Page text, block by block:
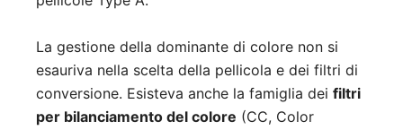
La gestione della dominante di colore non si
esauriva nella scelta della pellicola e dei filtri di
conversione. Esisteva anche la famiglia dei filtri
per bilanciamento del colore (CC, Color